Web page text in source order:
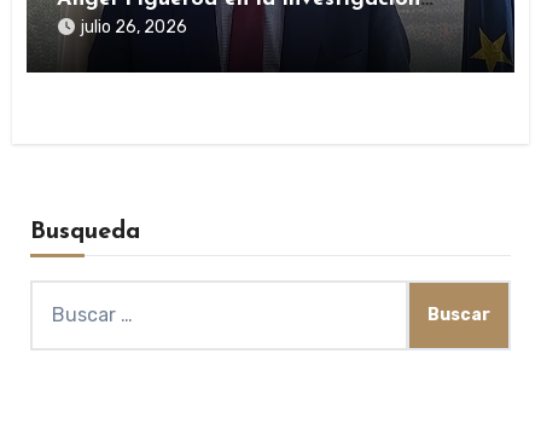
sobre SEPI
julio 26, 2026
Busqueda